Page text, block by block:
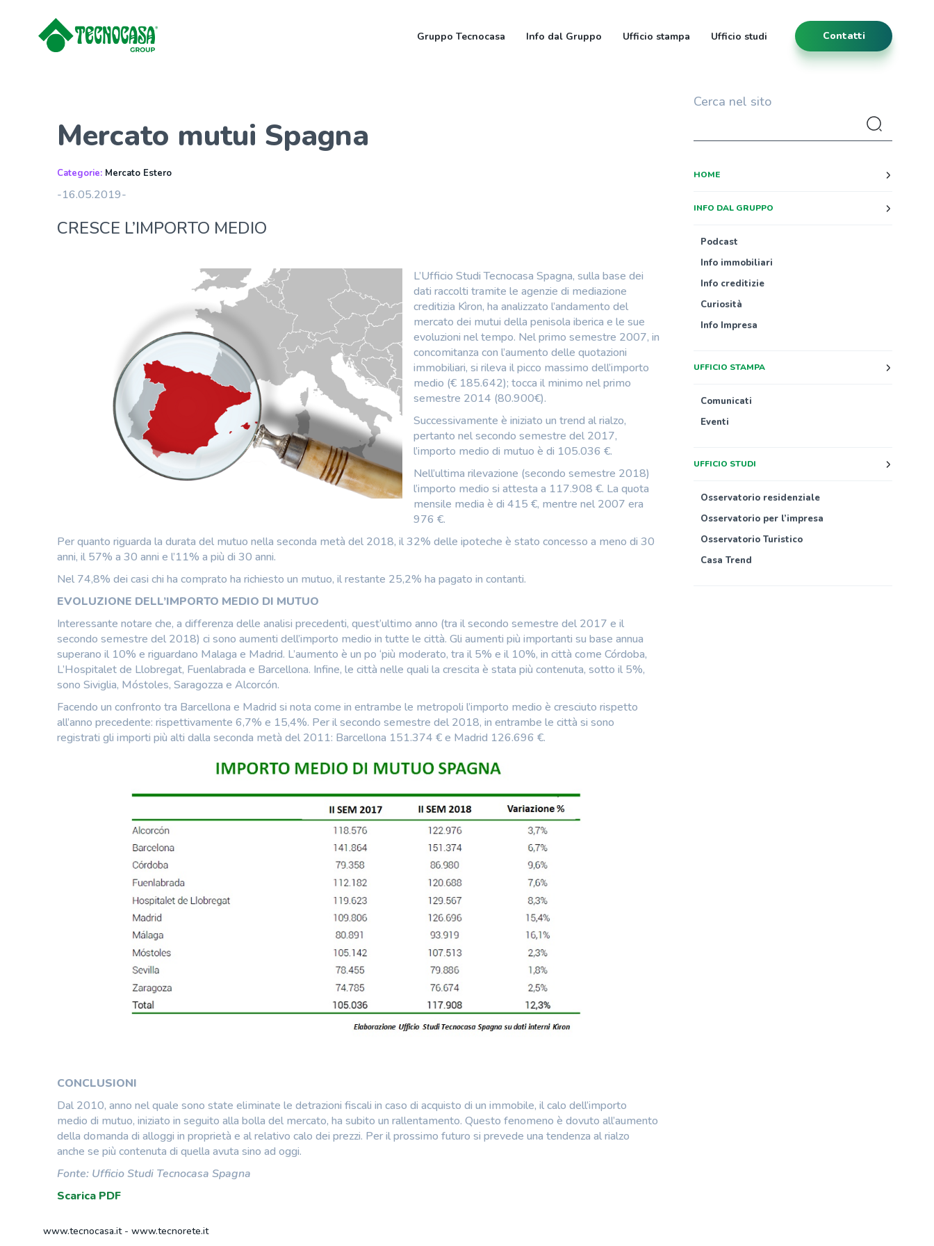
Contatti
Gruppo Tecnocasa Info dal Gruppo Ufficio stampa Ufficio studi
Mercato mutui Spagna
Categorie: Mercato Estero
-16.05.2019-
CRESCE L’IMPORTO MEDIO
L’Ufficio Studi Tecnocasa Spagna, sulla base dei
dati raccolti tramite le agenzie di mediazione
creditizia Kìron, ha analizzato l’andamento del
mercato dei mutui della penisola iberica e le sue
evoluzioni nel tempo. Nel primo semestre 2007, in
concomitanza con l’aumento delle quotazioni
immobiliari, si rileva il picco massimo dell’importo
medio (€ 185.642); tocca il minimo nel primo
semestre 2014 (80.900€).
Successivamente è iniziato un trend al rialzo,
pertanto nel secondo semestre del 2017,
l’importo medio di mutuo è di 105.036 €.
Nell’ultima rilevazione (secondo semestre 2018)
l’importo medio si attesta a 117.908 €. La quota
mensile media è di 415 €, mentre nel 2007 era
976 €.
Per quanto riguarda la durata del mutuo nella seconda metà del 2018, il 32% delle ipoteche è stato concesso a meno di 30
anni, il 57% a 30 anni e l’11% a più di 30 anni.
Nel 74,8% dei casi chi ha comprato ha richiesto un mutuo, il restante 25,2% ha pagato in contanti.
EVOLUZIONE DELL’IMPORTO MEDIO DI MUTUO
Interessante notare che, a differenza delle analisi precedenti, quest’ultimo anno (tra il secondo semestre del 2017 e il
secondo semestre del 2018) ci sono aumenti dell’importo medio in tutte le città. Gli aumenti più importanti su base annua
superano il 10% e riguardano Malaga e Madrid. L’aumento è un po ‘più moderato, tra il 5% e il 10%, in città come Córdoba,
L’Hospitalet de Llobregat, Fuenlabrada e Barcellona. Infine, le città nelle quali la crescita è stata più contenuta, sotto il 5%,
sono Siviglia, Móstoles, Saragozza e Alcorcón.
Facendo un confronto tra Barcellona e Madrid si nota come in entrambe le metropoli l’importo medio è cresciuto rispetto
all’anno precedente: rispettivamente 6,7% e 15,4%. Per il secondo semestre del 2018, in entrambe le città si sono
registrati gli importi più alti dalla seconda metà del 2011: Barcellona 151.374 € e Madrid 126.696 €.
CONCLUSIONI
Dal 2010, anno nel quale sono state eliminate le detrazioni fiscali in caso di acquisto di un immobile, il calo dell’importo
medio di mutuo, iniziato in seguito alla bolla del mercato, ha subito un rallentamento. Questo fenomeno è dovuto all’aumento
della domanda di alloggi in proprietà e al relativo calo dei prezzi. Per il prossimo futuro si prevede una tendenza al rialzo
anche se più contenuta di quella avuta sino ad oggi.
Fonte: Ufficio Studi Tecnocasa Spagna
Scarica PDF
Cerca nel sito
HOME
INFO DAL GRUPPO
Podcast
Info immobiliari
Info creditizie
Curiosità
Info Impresa
UFFICIO STAMPA
Comunicati
Eventi
UFFICIO STUDI
Osservatorio residenziale
Osservatorio per l’impresa
Osservatorio Turistico
Casa Trend
www.tecnocasa.it- www.tecnorete.it